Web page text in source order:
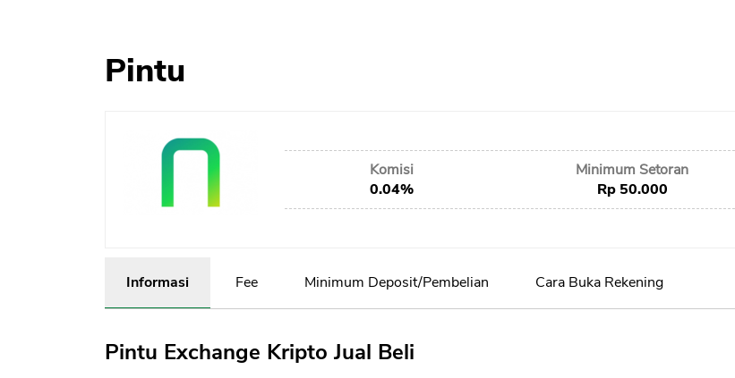
Pintu
Komisi
0.04%
Minimum Setoran
Rp 50.000
Informasi Fee Minimum Deposit/Pembelian Cara Buka Rekening
Pintu Exchange Kripto Jual Beli